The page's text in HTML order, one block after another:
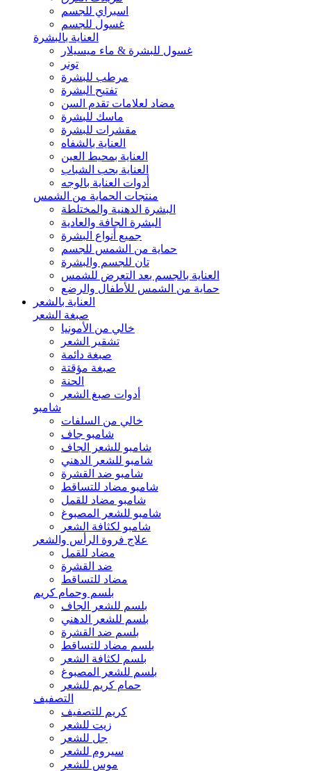
اسبراي للجسم
غسول للجسم
العناية بالبشرة
غسول للبشرة & ماء ميسيلار
تونر
مرطب للبشرة
تفتيح البشرة
مضاد لعلامات تقدم السن
ماسك للبشرة
مقشرات للبشرة
العناية بالشفاه
العناية بمحيط العين
العناية بحب الشباب
أدوات العناية بالوجه
منتجات الحماية من الشمس
البشرة الدهنية والمختلطة
البشرة الجافة والعادية
جميع أنواع البشرة
حماية من الشمس للجسم
تان للجسم والبشرة
العناية بالجسم بعد التعرض للشمس
حماية من الشمس للأطفال والرضع
العناية بالشعر
صبغة الشعر
خالي من الأمونيا
تشقير الشعر
صبغة دائمة
صبغة مؤقتة
الحنة
أدوات صبغ الشعر
شامبو
خالي من السلفات
شامبو جاف
شامبو للشعر الجاف
شامبو للشعر الدهني
شامبو ضد القشرة
شامبو مضاد للتساقط
شامبو مضاد للقمل
شامبو للشعر المصبوغ
شامبو لكثافة الشعر
علاج فروة الرأس والشعر
مضاد للقمل
ضد القشرة
مضاد للتساقط
بلسم وحمام كريم
بلسم للشعر الجاف
بلسم للشعر الدهني
بلسم ضد القشرة
بلسم مضاد للتساقط
بلسم لكثافة الشعر
بلسم للشعر المصبوغ
حمام كريم للشعر
التصفيف
كريم للتصفيف
زيت للشعر
جل للشعر
سيروم للشعر
موس للشعر